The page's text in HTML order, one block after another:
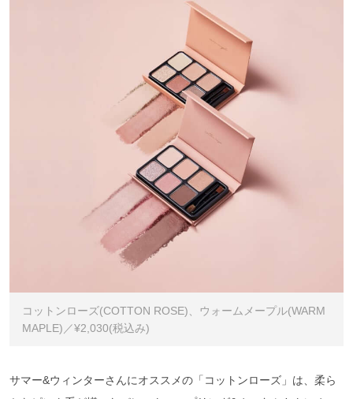
コットンローズ(COTTON ROSE)、ウォームメープル(WARM
MAPLE)／¥2,030(税込み)
サマー&ウィンターさんにオススメの「コットンローズ」は、柔ら